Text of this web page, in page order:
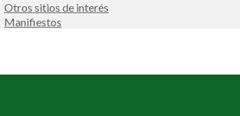
Otros sitios de interés
Manifiestos